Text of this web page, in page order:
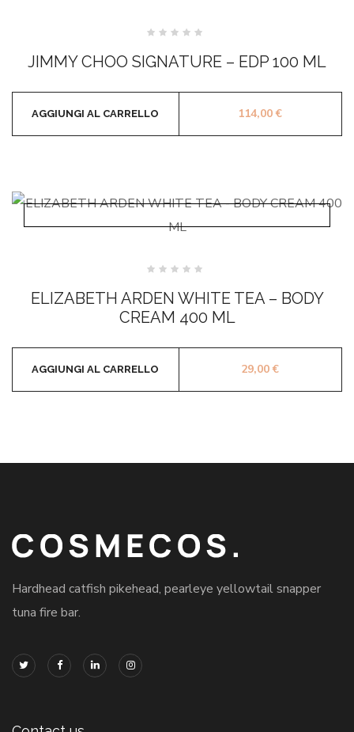
su
5
JIMMY CHOO SIGNATURE – EDP 100 ML
114,00€
AGGIUNGI AL CARRELLO
su
5
ELIZABETH ARDEN WHITE TEA – BODY
CREAM 400 ML
29,00€
AGGIUNGI AL CARRELLO
Hardhead catfish pikehead, pearleye yellowtail snapper
tuna fire bar.